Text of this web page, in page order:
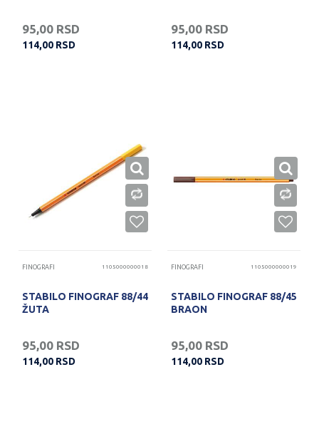
95,00 RSD
114,00 RSD
95,00 RSD
114,00 RSD
FINOGRAFI 1105000000018
STABILO FINOGRAF 88/44
ŽUTA
95,00 RSD
114,00 RSD
FINOGRAFI 1105000000019
STABILO FINOGRAF 88/45
BRAON
95,00 RSD
114,00 RSD